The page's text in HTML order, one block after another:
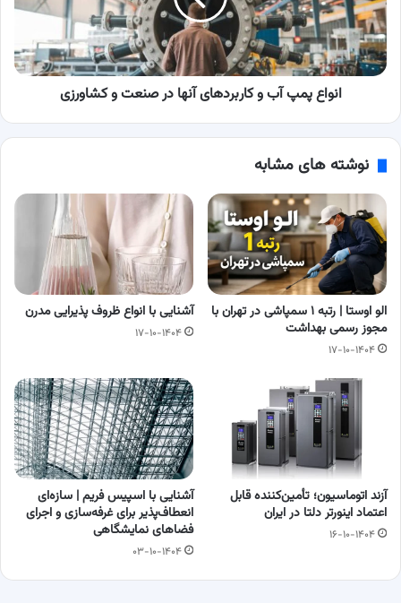
آنها
در
صنعت
و
انواع پمپ آب و کاربردهای آنها در صنعت و کشاورزی
نوشته های مشابه
الو اوستا | رتبه ۱ سمپاشی در تهران با
مجوز رسمی بهداشت
۱۷-۱۰-۱۴۰۴
آشنایی با انواع ظروف پذیرایی مدرن
۱۷-۱۰-۱۴۰۴
آزند اتوماسیون؛ تأمین‌کننده قابل
اعتماد اینورتر دلتا در ایران
۱۶-۱۰-۱۴۰۴
آشنایی با اسپیس فریم | سازه‌ای
انعطاف‌پذیر برای غرفه‌سازی و اجرای
فضاهای نمایشگاهی
۰۳-۱۰-۱۴۰۴